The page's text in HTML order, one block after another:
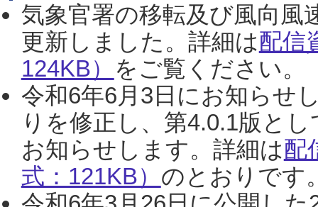
気象官署の移転及び風向風
更新しました。詳細は配信
124KB） をご覧ください。
令和6年6月3日にお知らせ
りを修正し、第4.0.1版と
お知らせします。詳細は配
式：121KB） のとおりです